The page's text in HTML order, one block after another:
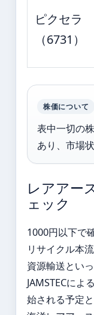
ピクセラ
（6731）
株価について
表中一切の
あり、市場
レアアー
ェック
1000円以下で
リサイクル本
資源輸送とい
JAMSTECによ
始される予定と